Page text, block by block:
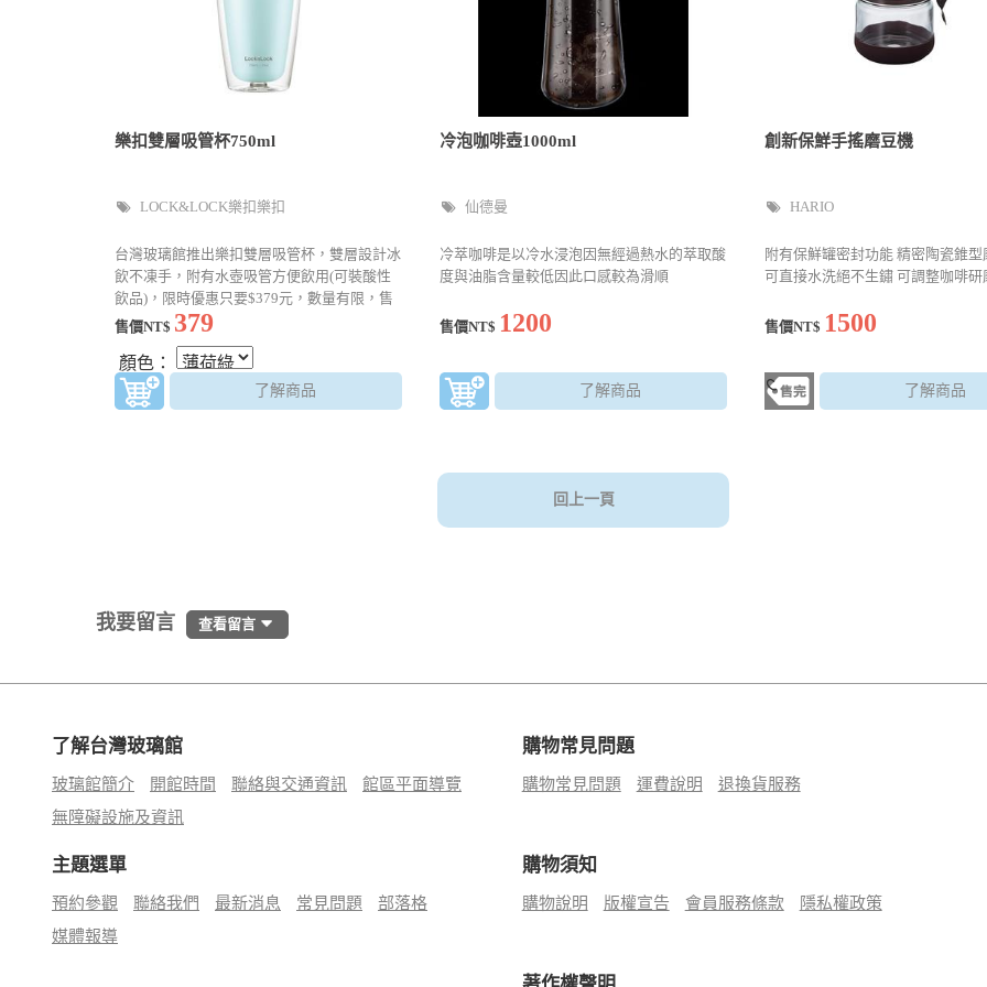
樂扣雙層吸管杯750ml
LOCK&LOCK樂扣樂扣
台灣玻璃館推出樂扣雙層吸管杯，雙層設計冰
飲不凍手，附有水壺吸管方便飲用(可裝酸性
飲品)，限時優惠只要$379元，數量有限，售
完為止
售價NT$ 379
顏色：
了解商品
冷泡咖啡壺1000ml
仙德曼
冷萃咖啡是以冷水浸泡因無經過熱水的萃取酸
度與油脂含量較低因此口感較為滑順
售價NT$ 1200
了解商品
創新保鮮手搖磨豆機
HARIO
附有保鮮罐密封功能 精密陶瓷錐型
可直接水洗絕不生鏽 可調整咖啡研
售價NT$ 1500
了解商品
回上一頁
我要留言 查看留言
了解台灣玻璃館
玻璃館簡介 開館時間 聯絡與交通資訊
館區平面導覽
無障礙設施及資訊
主題選單
預約參觀 聯絡我們 最新消息 常見問題
部落格
媒體報導
購物常見問題
購物常見問題 運費說明 退換貨服務
購物須知
購物說明 版權宣告 會員服務條款 隱私權政策